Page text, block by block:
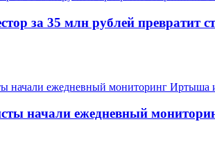
за 35 млн рублей превратит
начали ежедневный